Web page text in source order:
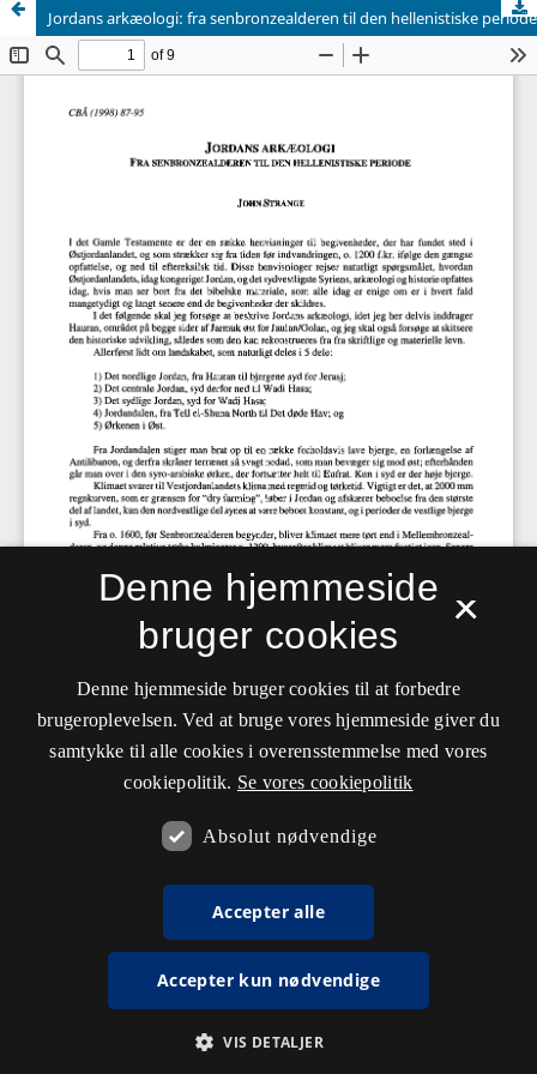
Jordans arkæologi: fra senbronzealderen til den hellenistiske periode
×
Denne hjemmeside
bruger cookies
Denne hjemmeside bruger cookies til at forbedre
brugeroplevelsen. Ved at bruge vores hjemmeside giver du
samtykke til alle cookies i overensstemmelse med vores
cookiepolitik. Se vores cookiepolitik
Absolut nødvendige
Accepter alle
Accepter kun nødvendige
VIS DETALJER